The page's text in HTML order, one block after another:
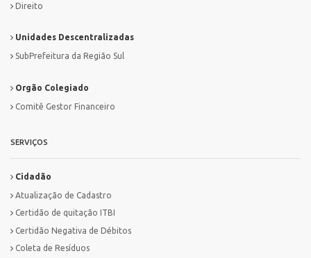
Direito
Unidades Descentralizadas
SubPrefeitura da Região Sul
Orgão Colegiado
Comitê Gestor Financeiro
SERVIÇOS
Cidadão
Atualização de Cadastro
Certidão de quitação ITBI
Certidão Negativa de Débitos
Coleta de Resíduos